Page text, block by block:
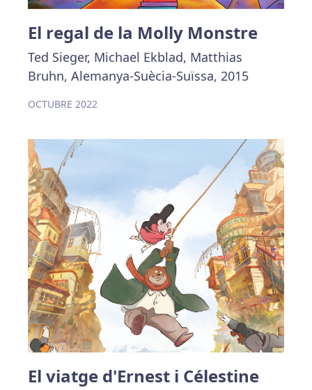
El regal de la Molly Monstre
Ted Sieger, Michael Ekblad, Matthias
Bruhn, Alemanya-Suècia-Suïssa, 2015
OCTUBRE 2022
El viatge d'Ernest i Célestine